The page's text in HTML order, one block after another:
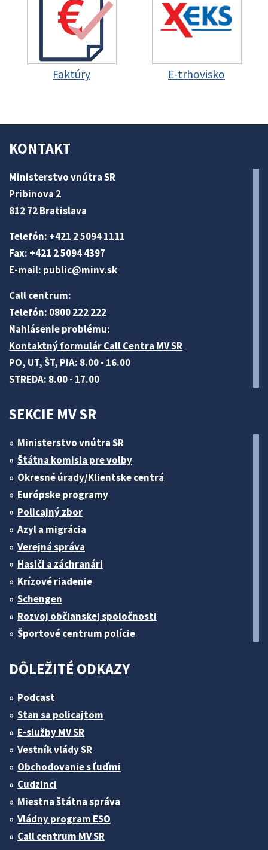
Faktúry E-trhovisko
KONTAKT
Ministerstvo vnútra SR
Pribinova 2
812 72 Bratislava
Telefón: +421 2 5094 1111
Fax: +421 2 5094 4397
E-mail: public@minv.sk
Call centrum:
Telefón: 0800 222 222
Nahlásenie problému:
Kontaktný formulár Call Centra MV SR
PO, UT, ŠT, PIA: 8.00 - 16.00
STREDA: 8.00 - 17.00
SEKCIE MV SR
Ministerstvo vnútra SR
Štátna komisia pre volby
Okresné úrady/Klientske centrá
Európske programy
Policajný zbor
Azyl a migrácia
Verejná správa
Hasiči a záchranári
Krízové riadenie
Schengen
Rozvoj občianskej spoločnosti
Športové centrum polície
DÔLEŽITÉ ODKAZY
Podcast
Stan sa policajtom
E-služby MV SR
Vestník vlády SR
Obchodovanie s ľuďmi
Cudzinci
Miestna štátna správa
Vládny program ESO
Call centrum MV SR